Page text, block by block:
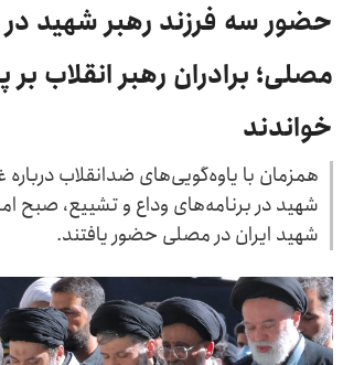
حضور سه فرزند رهبر شهید در
مصلی؛ برادران رهبر انقلاب بر
خواندند
همزمان با یاوه‌گویی‌های ضدانقلاب درباره
شهید در برنامه‌های وداع و تشییع، صبح
شهید ایران در مصلی حضور یافتند.